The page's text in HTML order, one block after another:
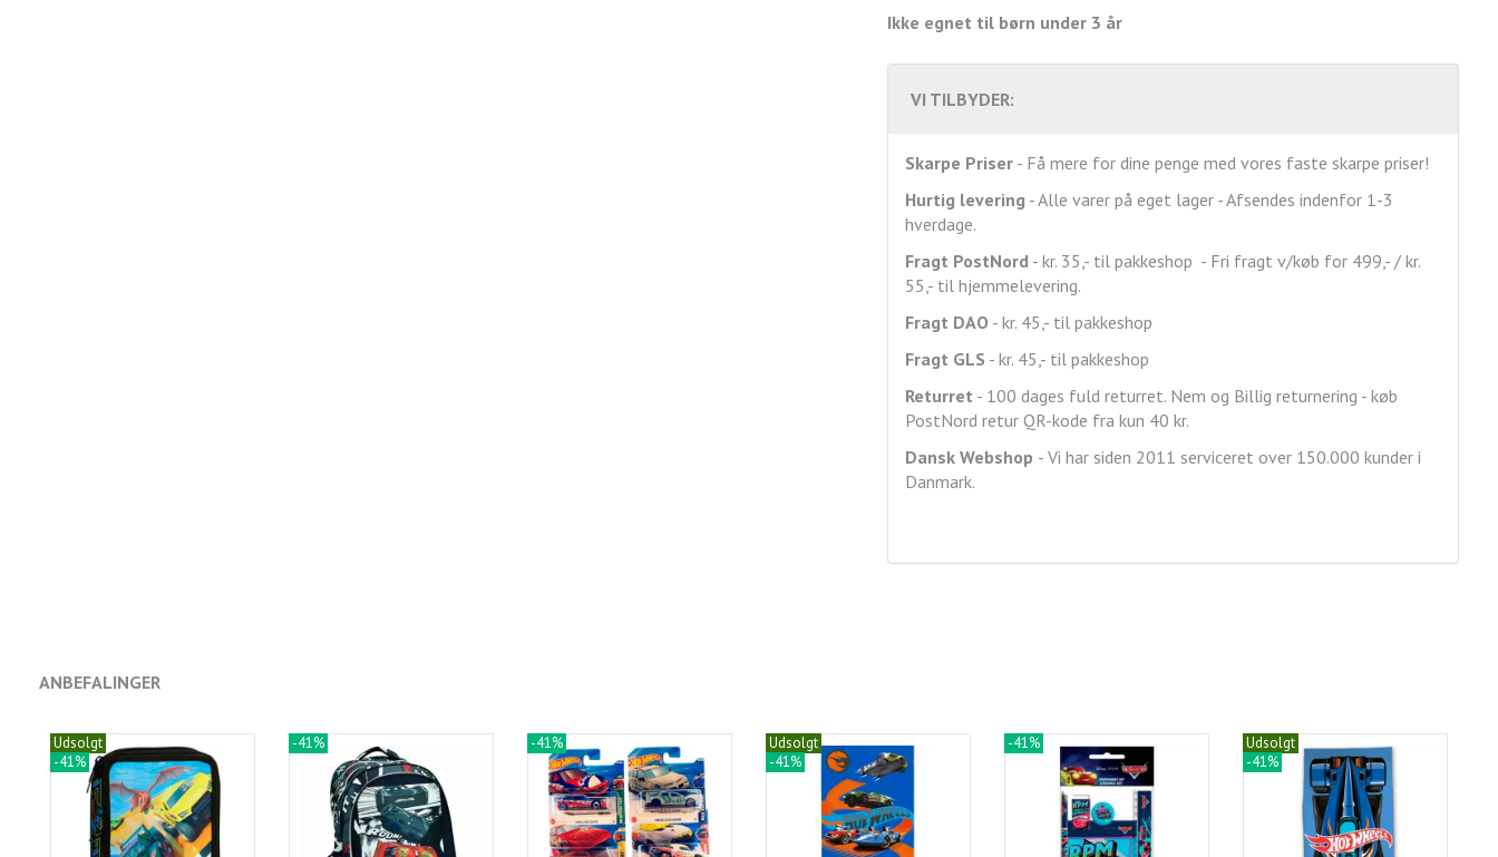
Ikke egnet til børn under 3 år
VI TILBYDER:
Skarpe Priser- Få mere for dine penge med vores faste skarpe priser!
Hurtig levering - Alle varer på eget lager - Afsendes indenfor 1-3
hverdage.
Fragt PostNord- kr. 35,- til pakkeshop - Fri fragt v/køb for 499,- / kr.
55,- til hjemmelevering.
Fragt DAO - kr. 45,- til pakkeshop
Fragt GLS - kr. 45,- til pakkeshop
Returret - 100 dages fuld returret. Nem og Billig returnering - køb
PostNord retur QR-kode fra kun 40 kr.
Dansk Webshop - Vi har siden 2011 serviceret over 150.000 kunder i
Danmark.
ANBEFALINGER
Udsolgt
-41%
-41% -41%
Udsolgt
-41%
-41%
Udsolgt
-41%